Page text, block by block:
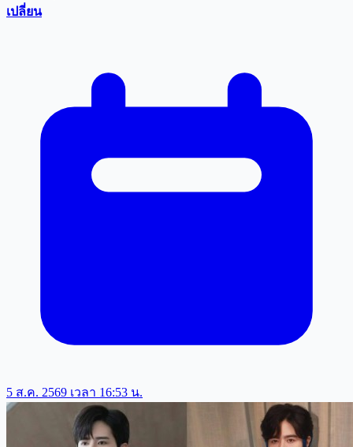
เปลี่ยน
5 ส.ค. 2569 เวลา 16:53 น.